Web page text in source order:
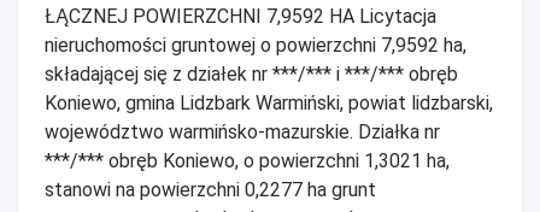
ŁĄCZNEJ POWIERZCHNI 7,9592 HA Licytacja
nieruchomości gruntowej o powierzchni 7,9592 ha,
składającej się z działek nr ***/*** i ***/*** obręb
Koniewo, gmina Lidzbark Warmiński, powiat lidzbarski,
województwo warmińsko-mazurskie. Działka nr
***/*** obręb Koniewo, o powierzchni 1,3021 ha,
stanowi na powierzchni 0,2277 ha grunt